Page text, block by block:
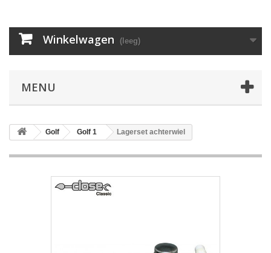
Winkelwagen (leeg)
MENU
Golf Golf 1 Lagerset achterwiel